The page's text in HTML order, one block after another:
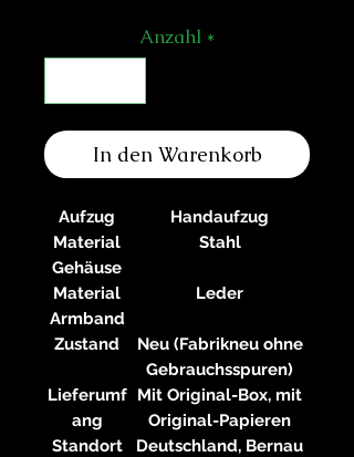
Anzahl *
In den Warenkorb
Aufzug
Handaufzug
Material
Gehäuse
Stahl
Material
Armband
Leder
Zustand
Neu (Fabrikneu ohne
Gebrauchsspuren)
Lieferumf
ang
Mit Original-Box, mit
Original-Papieren
Standort
Deutschland, Bernau